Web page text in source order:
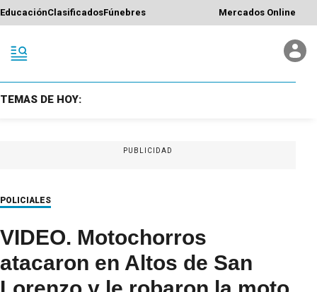
EducaciónClasificadosFúnebres Mercados Online
TEMAS DE HOY:
PUBLICIDAD
POLICIALES
VIDEO. Motochorros
atacaron en Altos de San